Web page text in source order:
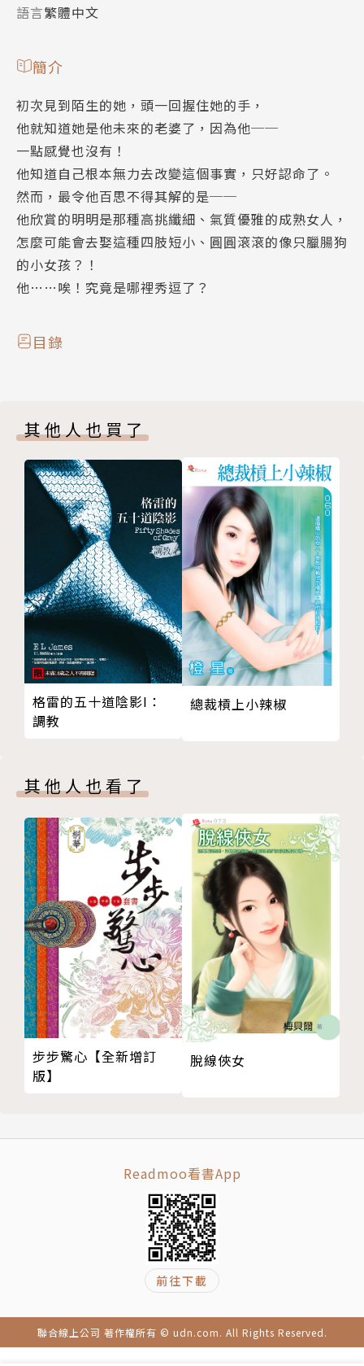
語言繁體中文
簡介
初次見到陌生的她，頭一回握住她的手，
他就知道她是他未來的老婆了，因為他──
一點感覺也沒有！
他知道自己根本無力去改變這個事實，只好認命了。
然而，最令他百思不得其解的是──
他欣賞的明明是那種高挑纖細、氣質優雅的成熟女人，
怎麼可能會去娶這種四肢短小、圓圓滾滾的像只臘腸狗
的小女孩？！
他……唉！究竟是哪裡秀逗了？
目錄
其他人也買了
格雷的五十道陰影I：
調教
總裁槓上小辣椒
其他人也看了
步步驚心【全新增訂
版】
脫線俠女
Readmoo看書App
前往下載
聯合線上公司 著作權所有 © udn.com. All Rights Reserved.